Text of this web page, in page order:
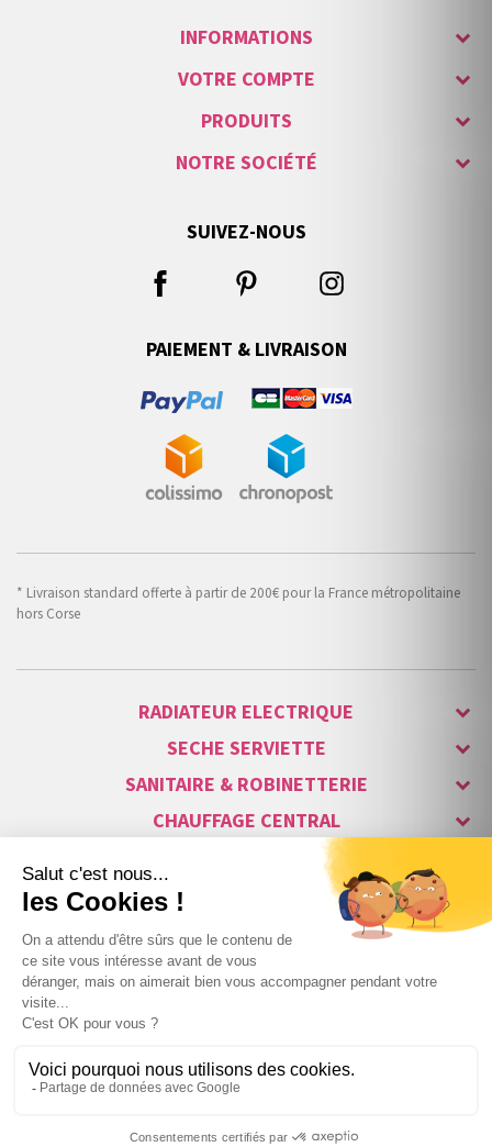
257,83 € TTC
INFORMATIONS
VOTRE COMPTE
PRODUITS
NOTRE SOCIÉTÉ
SUIVEZ-NOUS
PAIEMENT & LIVRAISON
* Livraison standard offerte à partir de 200€ pour la France métropolitaine
hors Corse
RADIATEUR ELECTRIQUE
SECHE SERVIETTE
SANITAIRE & ROBINETTERIE
CHAUFFAGE CENTRAL
ALARME & SÉCURITÉ
MAISON CONNECTÉE
VISIOPHONE & INTERPHONE
LUMINAIRES & ECLAIRAGE